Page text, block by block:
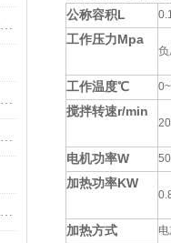
锂电池反应釜：推动能源革命的关键设备
从以下八个方面来解析高压反应釜的结构特征
详细为大家说说微型反应釜结构上有哪些特色
微型高压反应釜提高耐腐蚀性能的常见方法
公称容积L
工作压力Mpa
工作温度℃
搅拌转速r/min
电机功率W
加热功率KW
加热方式